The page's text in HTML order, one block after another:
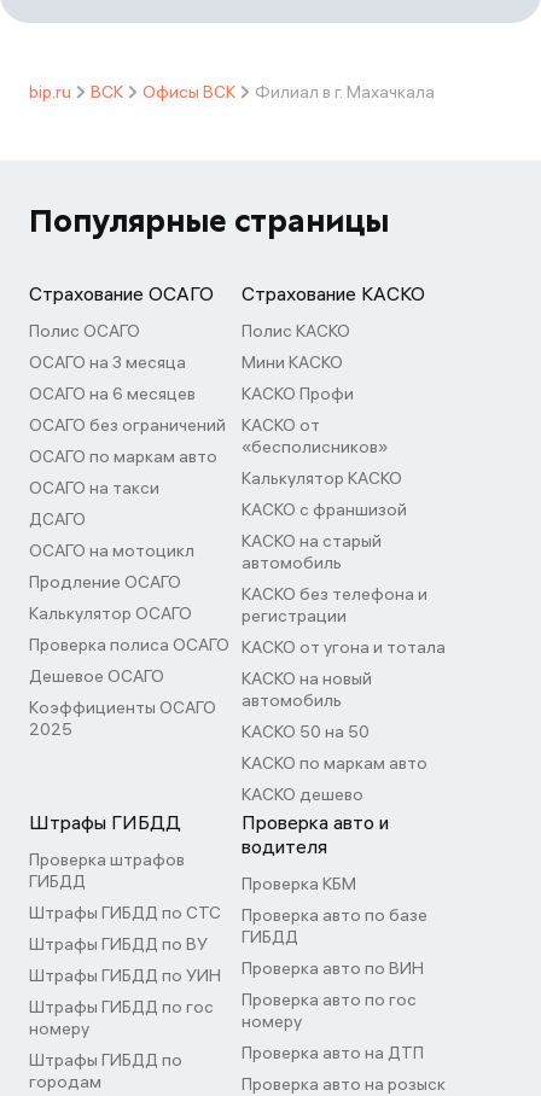
bip.ru ВСК Офисы ВСК Филиал в г. Махачкала
Популярные страницы
Страхование ОСАГО
Полис ОСАГО
ОСАГО на 3 месяца
ОСАГО на 6 месяцев
ОСАГО без ограничений
ОСАГО по маркам авто
ОСАГО на такси
ДСАГО
ОСАГО на мотоцикл
Продление ОСАГО
Калькулятор ОСАГО
Проверка полиса ОСАГО
Дешевое ОСАГО
Коэффициенты ОСАГО
2025
Страхование КАСКО
Полис КАСКО
Мини КАСКО
КАСКО Профи
КАСКО от
«бесполисников»
Калькулятор КАСКО
КАСКО с франшизой
КАСКО на старый
автомобиль
КАСКО без телефона и
регистрации
КАСКО от угона и тотала
КАСКО на новый
автомобиль
КАСКО 50 на 50
КАСКО по маркам авто
КАСКО дешево
Штрафы ГИБДД
Проверка штрафов
ГИБДД
Штрафы ГИБДД по СТС
Штрафы ГИБДД по ВУ
Штрафы ГИБДД по УИН
Штрафы ГИБДД по гос
номеру
Штрафы ГИБДД по
городам
Проверка авто и
водителя
Проверка КБМ
Проверка авто по базе
ГИБДД
Проверка авто по ВИН
Проверка авто по гос
номеру
Проверка авто на ДТП
Проверка авто на розыск